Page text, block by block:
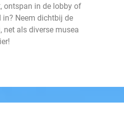
ontspan in de lobby of
in? Neem dichtbij de
als diverse musea